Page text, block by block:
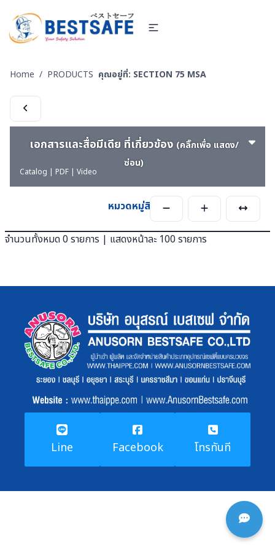
Home / PRODUCTS คุณอยู่ที่: SECTION 75 MSA
เอกสารและสื่อมีเดีย ที่เกี่ยวข้อง (คลิ๊กเพื่อ แสดง/
ซ่อน)
Catalog | PDF | Video
หมวดหมู่สินค้า
จำนวนทั้งหมด 0 รายการ | แสดงหน้าละ 100 รายการ
Line Facebook โทรทันที